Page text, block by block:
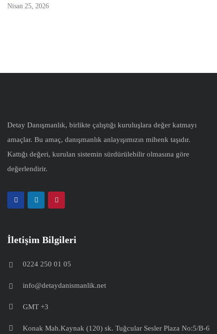
Nisan 25, 2026
Detay Danışmanlık, birlikte çalıştığı kuruluşlara değer katmayı
amaçlar. Bu amaç, danışmanlık anlayışımızın mihenk taşıdır.
Kattığı değeri, kurulan sistemin sürdürülebilir olmasına göre
değerlendirir.
İletişim Bilgileri
0224 250 01 05
info@detaydanismanlik.net
GMT +3
Konak Mah.Kaynak (120) sk. Tuğcular Sesler Plaza No:5/B-6